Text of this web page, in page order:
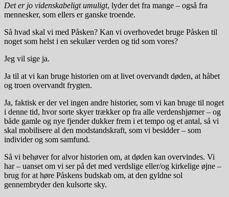
Det er jo videnskabeligt umuligt, lyder det fra mange – også fra
mennesker, som ellers er ganske troende.
Så hvad skal vi med Påsken? Kan vi overhovedet bruge Påsken til
noget som helst i en sekulær verden og tid som vores?
Jeg vil sige ja.
Ja til at vi kan bruge historien om at livet overvandt døden, at håbet
og troen overvandt frygten.
Ja, faktisk er der vel ingen andre historier, som vi kan bruge til noget
i denne tid, hvor sorte skyer trækker op fra alle verdenshjørner – og
både gamle og nye fjender dukker frem i et tempo og et antal, så vi
skal mobilisere al den modstandskraft, som vi besidder – som
individer og som samfund.
Så vi behøver for alvor historien om, at døden kan overvindes. Vi
har – uanset om vi ser på det med verdslige eller/og kirkelige øjne –
brug for at høre Påskens budskab om, at den gyldne sol
gennembryder den kulsorte sky.